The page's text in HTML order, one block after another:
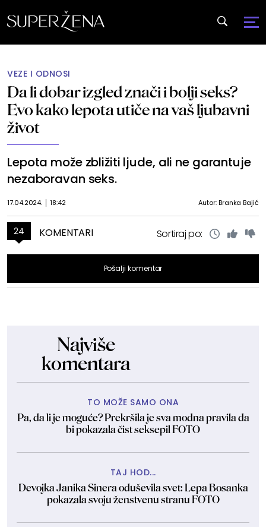
VEZE I ODNOSI
Da li dobar izgled znači i bolji seks?
Evo kako lepota utiče na vaš ljubavni
život
Lepota može zbližiti ljude, ali ne garantuje
nezaboravan seks.
17.04.2024. 18:42 Autor: Branka Bajić
24 KOMENTARI Sortiraj po:
Pošalji komentar
Najviše
komentara
TO MOŽE SAMO ONA
Pa, da li je moguće? Prekršila je sva modna pravila da
bi pokazala čist seksepil FOTO
TAJ HOD...
Devojka Janika Sinera oduševila svet: Lepa Bosanka
pokazala svoju ženstvenu stranu FOTO